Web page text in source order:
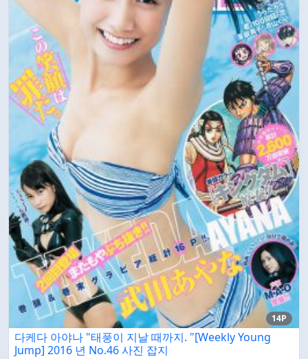
14P
다케다 아야나 "태풍이 지날 때까지. "[Weekly Young
Jump] 2016 년 No.46 사진 잡지